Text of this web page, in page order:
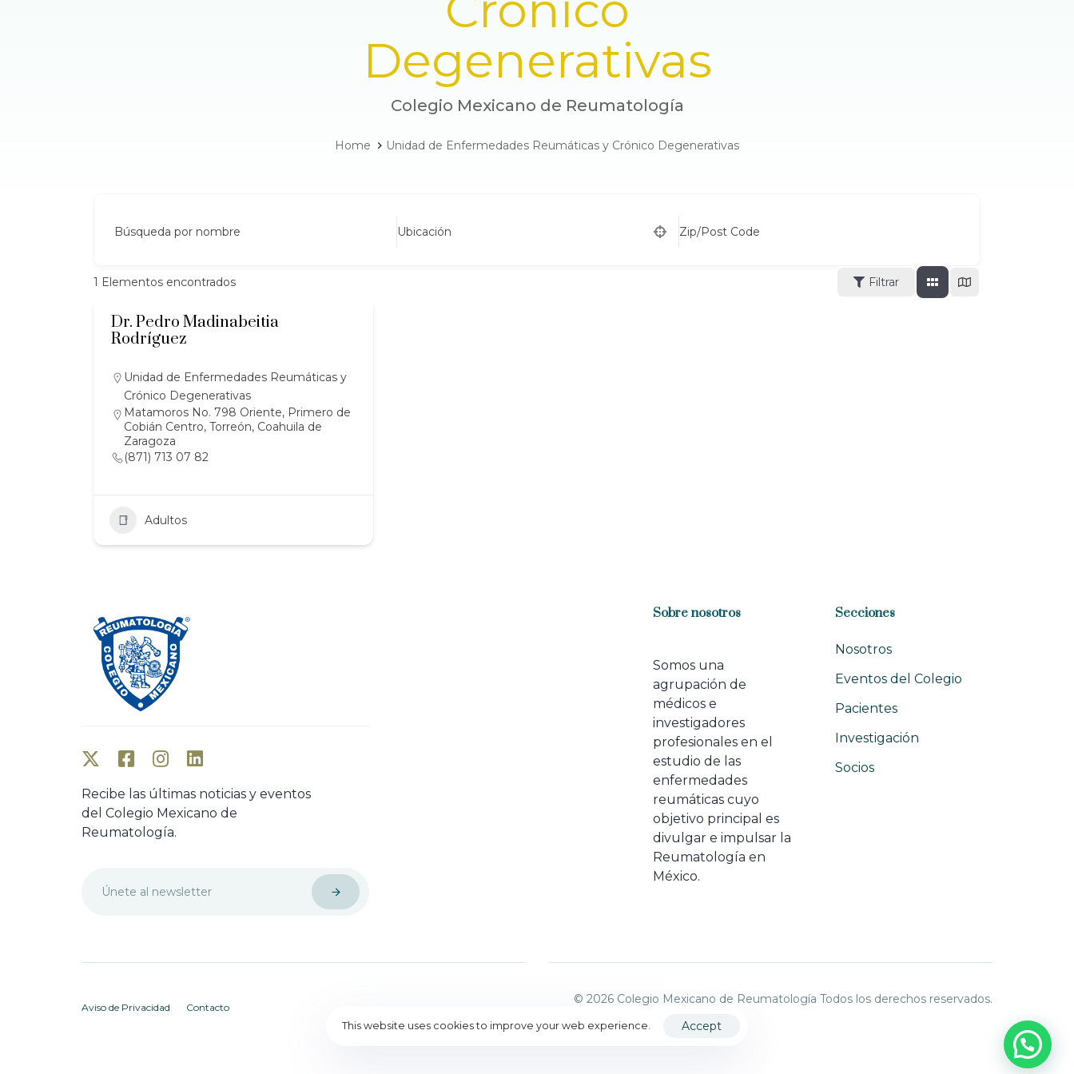
Degenerativas
Colegio Mexicano de Reumatología
Home Unidad de Enfermedades Reumáticas y Crónico Degenerativas
Búsqueda por nombre Ubicación Zip/Post Code
1 Elementos encontrados Filtrar
Dr. Pedro Madinabeitia
Rodríguez
Unidad de Enfermedades Reumáticas y
Crónico Degenerativas
Matamoros No. 798 Oriente, Primero de
Cobián Centro, Torreón, Coahuila de
Zaragoza
(871) 713 07 82
Adultos
Recibe las últimas noticias y eventos
del Colegio Mexicano de
Reumatología.
Sobre nosotros
Somos una
agrupación de
médicos e
investigadores
profesionales en el
estudio de las
enfermedades
reumáticas cuyo
objetivo principal es
divulgar e impulsar la
Reumatología en
México.
Secciones
Nosotros
Eventos del Colegio
Pacientes
Investigación
Socios
Aviso de Privacidad Contacto
© 2026 Colegio Mexicano de Reumatología Todos los derechos reservados.
This website uses cookies to improve your web experience. Accept